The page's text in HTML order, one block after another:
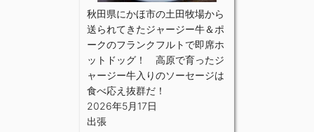
秋田県にかほ市の土田牧場から
送られてきたジャージー牛＆ポ
ークのフランクフルトで即席ホ
ットドッグ！ 高原で育ったジ
ャージー牛入りのソーセージは
食べ応え抜群だ！
2026年5月17日
出張